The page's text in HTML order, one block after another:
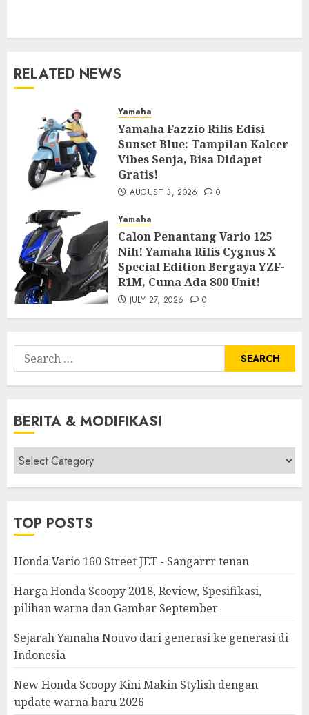
RELATED NEWS
Yamaha
Yamaha Fazzio Rilis Edisi
Sunset Blue: Tampilan Kalcer
Vibes Senja, Bisa Didapet
Gratis!
AUGUST 3, 2026 0
Yamaha
Calon Penantang Vario 125
Nih! Yamaha Rilis Cygnus X
Special Edition Bergaya YZF-
R1M, Cuma Ada 800 Unit!
JULY 27, 2026 0
Search
for:
BERITA & MODIFIKASI
Berita
&
Modifikasi
TOP POSTS
Honda Vario 160 Street JET - Sangarrr tenan
Harga Honda Scoopy 2018, Review, Spesifikasi,
pilihan warna dan Gambar September
Sejarah Yamaha Nouvo dari generasi ke generasi di
Indonesia
New Honda Scoopy Kini Makin Stylish dengan
update warna baru 2026